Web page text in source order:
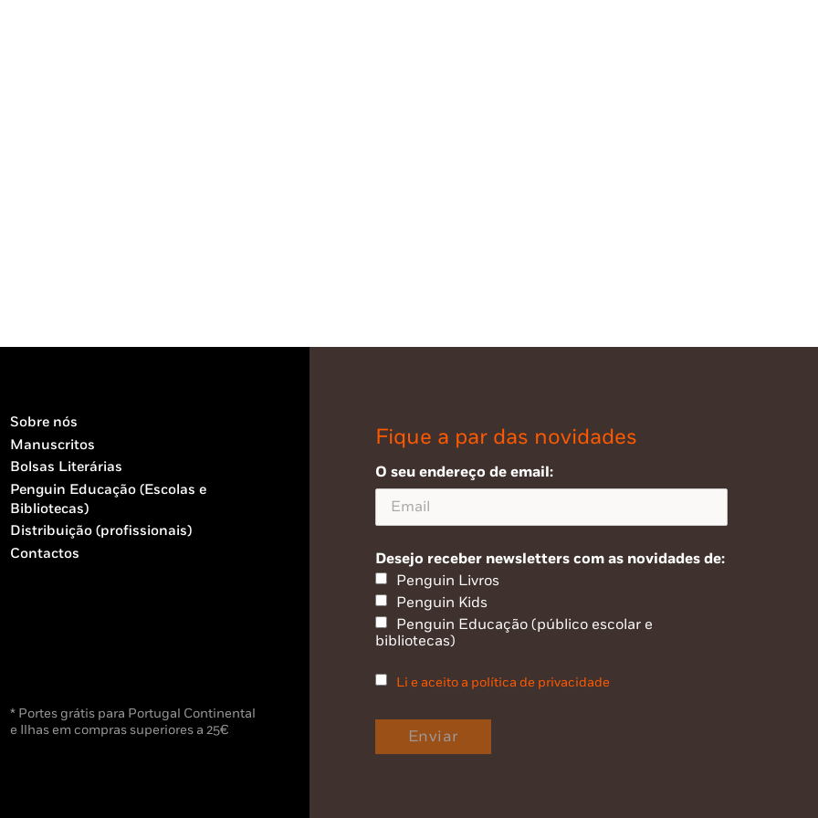
Sobre nós
Manuscritos
Bolsas Literárias
Penguin Educação (Escolas e
Bibliotecas)
Distribuição (profissionais)
Contactos
* Portes grátis para Portugal Continental
e Ilhas em compras superiores a 25€
Fique a par das novidades
O seu endereço de email:
Desejo receber newsletters com as novidades de:
Penguin Livros
Penguin Kids
Penguin Educação (público escolar e
bibliotecas)
Li e aceito a política de privacidade